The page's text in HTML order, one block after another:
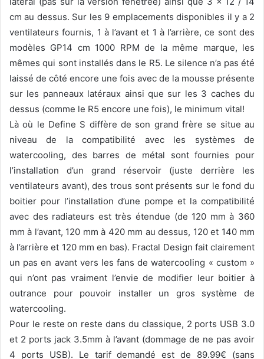
cm au dessus. Sur les 9 emplacements disponibles il y a 2
ventilateurs fournis, 1 à l’avant et 1 à l’arrière, ce sont des
modèles GP14 cm 1000 RPM de la même marque, les
mêmes qui sont installés dans le R5. Le silence n’a pas été
laissé de côté encore une fois avec de la mousse présente
sur les panneaux latéraux ainsi que sur les 3 caches du
dessus (comme le R5 encore une fois), le minimum vital!
Là où le Define S diffère de son grand frère se situe au
niveau de la compatibilité avec les systèmes de
watercooling, des barres de métal sont fournies pour
l’installation d’un grand réservoir (juste derrière les
ventilateurs avant), des trous sont présents sur le fond du
boitier pour l’installation d’une pompe et la compatibilité
avec des radiateurs est très étendue (de 120 mm à 360
mm à l’avant, 120 mm à 420 mm au dessus, 120 et 140 mm
à l’arrière et 120 mm en bas). Fractal Design fait clairement
un pas en avant vers les fans de watercooling « custom »
qui n’ont pas vraiment l’envie de modifier leur boitier à
outrance pour pouvoir installer un gros système de
watercooling.
Pour le reste on reste dans du classique, 2 ports USB 3.0
et 2 ports jack 3.5mm à l’avant (dommage de ne pas avoir
4 ports USB). Le tarif demandé est de 89.99€ (sans